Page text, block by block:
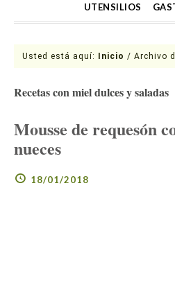
UTENSILIOS
Usted está aquí: Inicio / Archivo
Recetas con miel dulces y saladas
Mousse de requesón
nueces
18/01/2018